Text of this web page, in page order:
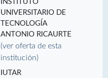
INSTITUTO
UNIVERSITARIO DE
TECNOLOGÍA
ANTONIO RICAURTE
(ver oferta de esta
institución)
IUTAR